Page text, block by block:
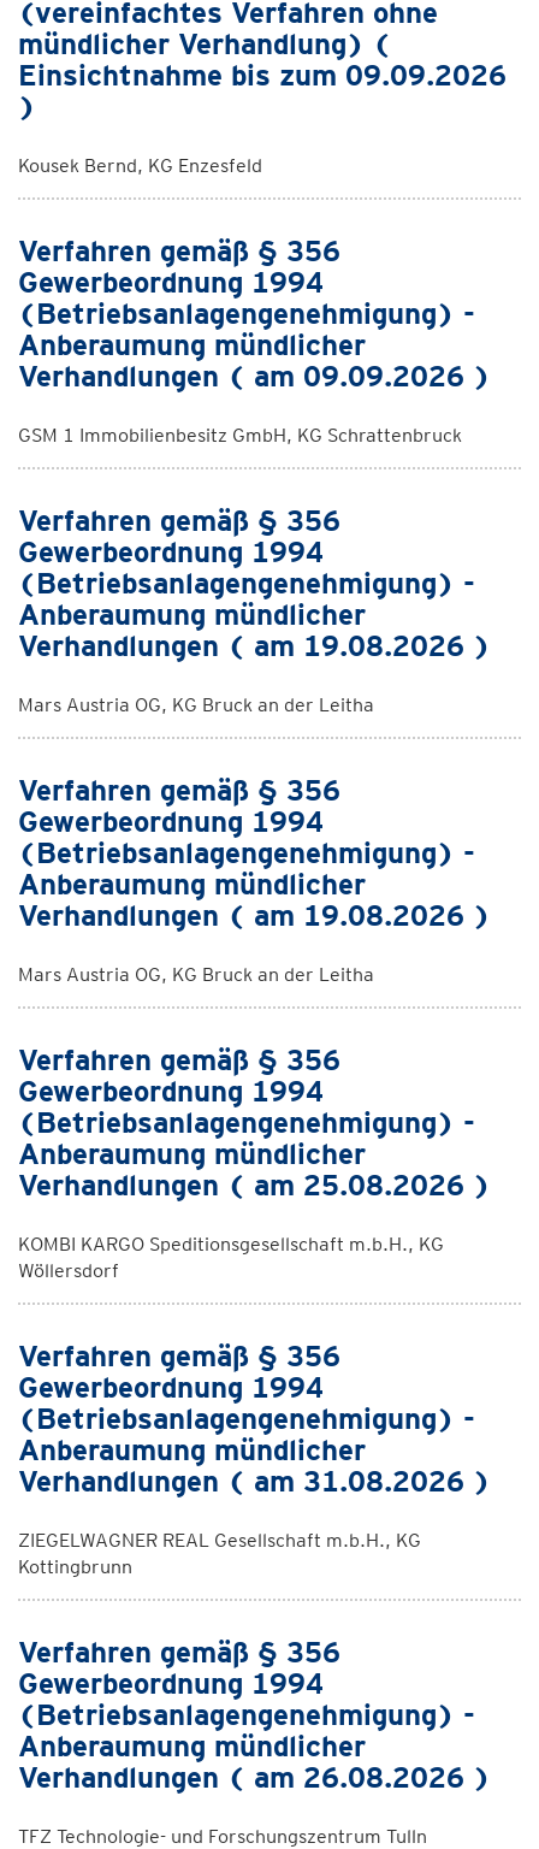
(vereinfachtes Verfahren ohne
mündlicher Verhandlung) (
Einsichtnahme bis zum 09.09.2026
)
Kousek Bernd, KG Enzesfeld
Verfahren gemäß § 356
Gewerbeordnung 1994
(Betriebsanlagengenehmigung) -
Anberaumung mündlicher
Verhandlungen ( am 09.09.2026 )
GSM 1 Immobilienbesitz GmbH, KG Schrattenbruck
Verfahren gemäß § 356
Gewerbeordnung 1994
(Betriebsanlagengenehmigung) -
Anberaumung mündlicher
Verhandlungen ( am 19.08.2026 )
Mars Austria OG, KG Bruck an der Leitha
Verfahren gemäß § 356
Gewerbeordnung 1994
(Betriebsanlagengenehmigung) -
Anberaumung mündlicher
Verhandlungen ( am 19.08.2026 )
Mars Austria OG, KG Bruck an der Leitha
Verfahren gemäß § 356
Gewerbeordnung 1994
(Betriebsanlagengenehmigung) -
Anberaumung mündlicher
Verhandlungen ( am 25.08.2026 )
KOMBI KARGO Speditionsgesellschaft m.b.H., KG
Wöllersdorf
Verfahren gemäß § 356
Gewerbeordnung 1994
(Betriebsanlagengenehmigung) -
Anberaumung mündlicher
Verhandlungen ( am 31.08.2026 )
ZIEGELWAGNER REAL Gesellschaft m.b.H., KG
Kottingbrunn
Verfahren gemäß § 356
Gewerbeordnung 1994
(Betriebsanlagengenehmigung) -
Anberaumung mündlicher
Verhandlungen ( am 26.08.2026 )
TFZ Technologie- und Forschungszentrum Tulln